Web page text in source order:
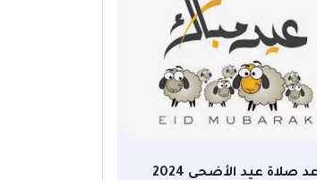
موعد صلاة عيد الأضحى 2024